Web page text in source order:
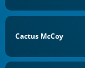
Cactus McCoy